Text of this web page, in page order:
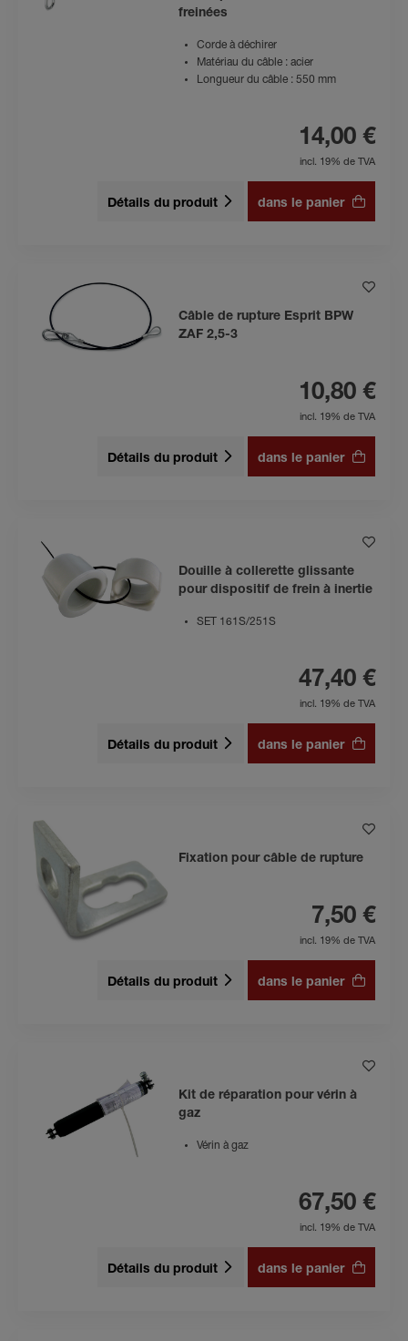
freinées
Corde à déchirer
Matériau du câble : acier
Longueur du câble : 550 mm
14,00 €
incl. 19% de TVA
Détails du produit dans le panier
Câble de rupture Esprit BPW
ZAF 2,5-3
10,80 €
incl. 19% de TVA
Détails du produit dans le panier
Douille à collerette glissante
pour dispositif de frein à inertie
SET 161S/251S
47,40 €
incl. 19% de TVA
Détails du produit dans le panier
Fixation pour câble de rupture
7,50 €
incl. 19% de TVA
Détails du produit dans le panier
Kit de réparation pour vérin à
gaz
Vérin à gaz
67,50 €
incl. 19% de TVA
Détails du produit dans le panier